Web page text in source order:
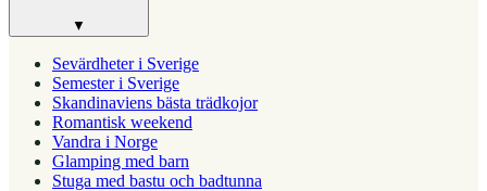
▼
Sevärdheter i Sverige
Semester i Sverige
Skandinaviens bästa trädkojor
Romantisk weekend
Vandra i Norge
Glamping med barn
Stuga med bastu och badtunna